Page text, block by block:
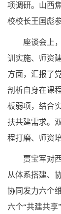
项调研。山西
校校长王国彪
座谈会上
训实施、师资
方面，汇报了
剖析自身在课
板弱项，结合
扶共建需求。
程打磨、师资
贾宝军对
从体系搭建、
协同发力六个
六个“共建共享